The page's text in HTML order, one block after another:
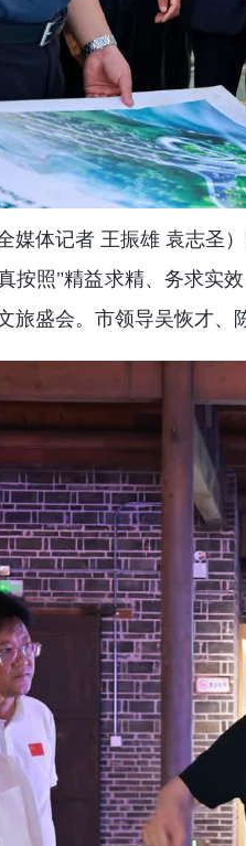
媒体记者 王振雄 袁志圣）
按照"精益求精、务求实
旅盛会。市领导吴恢才、